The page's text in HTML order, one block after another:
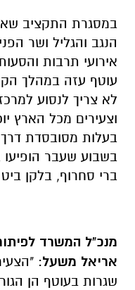
במסגרת התקציב
הנגב והגליל ושר
אירועי תרבות
עוטף עזה במהלך
לא צריך לנסוע
וצעירים מכל הארץ
בעלות מסובסדת
בשבוע שעבר
ברי סחרוף, בלקן ביט
מנכ"ל המשרד
אריאל משעל:
שגרות בעוטף הן